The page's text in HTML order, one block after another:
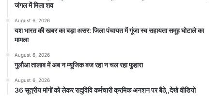
जंगल में मिला शव
August 6, 2026
यश भारत की खबर का बड़ा असर: जिला पंचायत में गूंजा स्व सहायता समूह घोटाले का
मामला
August 6, 2026
गुलौआ तालाब में अब न म्यूजिक बज रहा न चल रहा फुहारा
August 6, 2026
36 सूत्रीय मांगों को लेकर रादुविवि कर्मचारी क्रमिक अनशन पर बैठे,,देखे वीडियो